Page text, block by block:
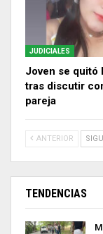
JUDICIALES
Joven se quitó
tras discutir
pareja
ANTERIOR
TENDENCIAS